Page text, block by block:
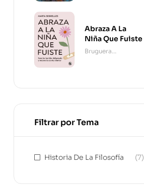
Abraza A La
Niña Que Fuiste
Bruguera
Filtrar por Tema
Historia De La Filosofía (7)